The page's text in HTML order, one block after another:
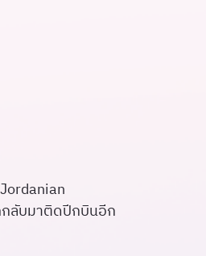
กลับมาติดปีกบินอีก